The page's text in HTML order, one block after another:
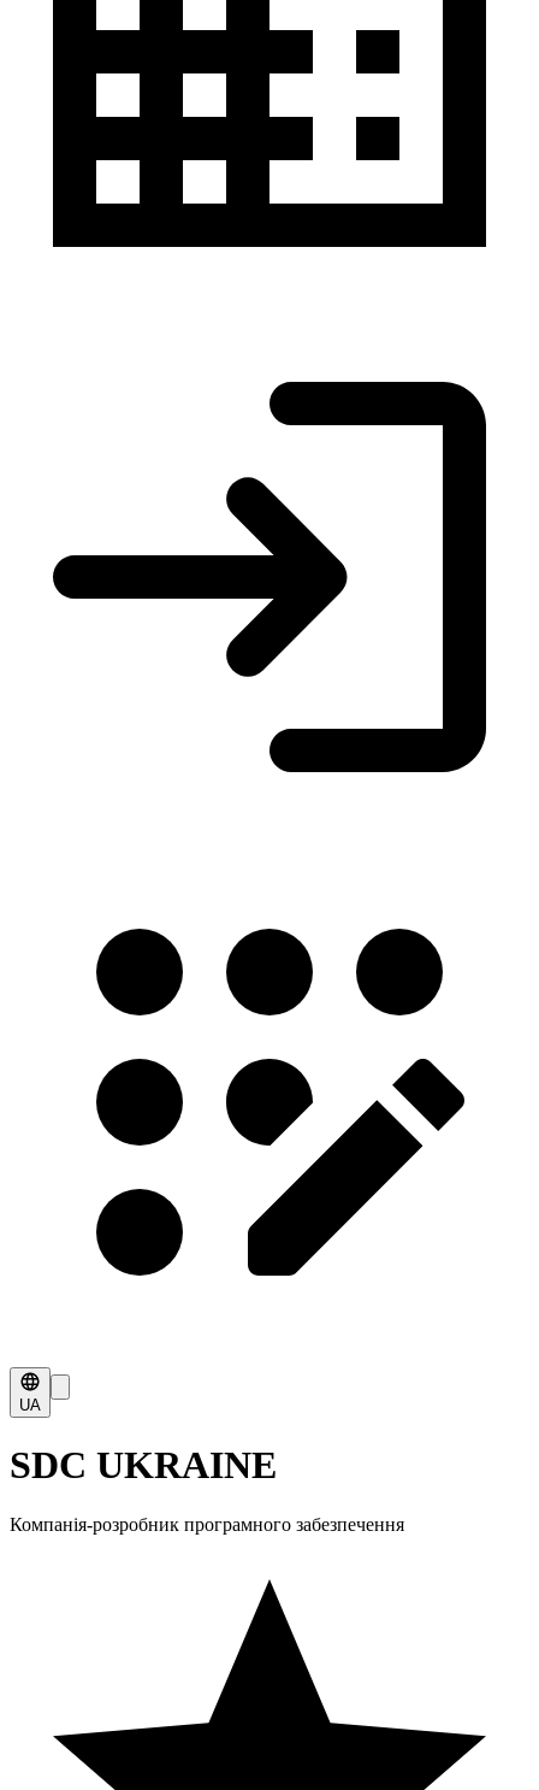
UA
SDC UKRAINE
Компанія-розробник програмного забезпечення